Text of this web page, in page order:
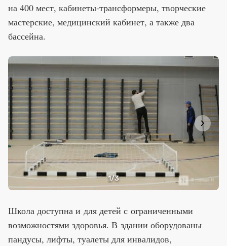
на 400 мест, кабинеты-трансформеры, творческие
мастерские, медицинский кабинет, а также два
бассейна.
1/3
Школа доступна и для детей с ограниченными
возможностями здоровья. В здании оборудованы
пандусы, лифты, туалеты для инвалидов,